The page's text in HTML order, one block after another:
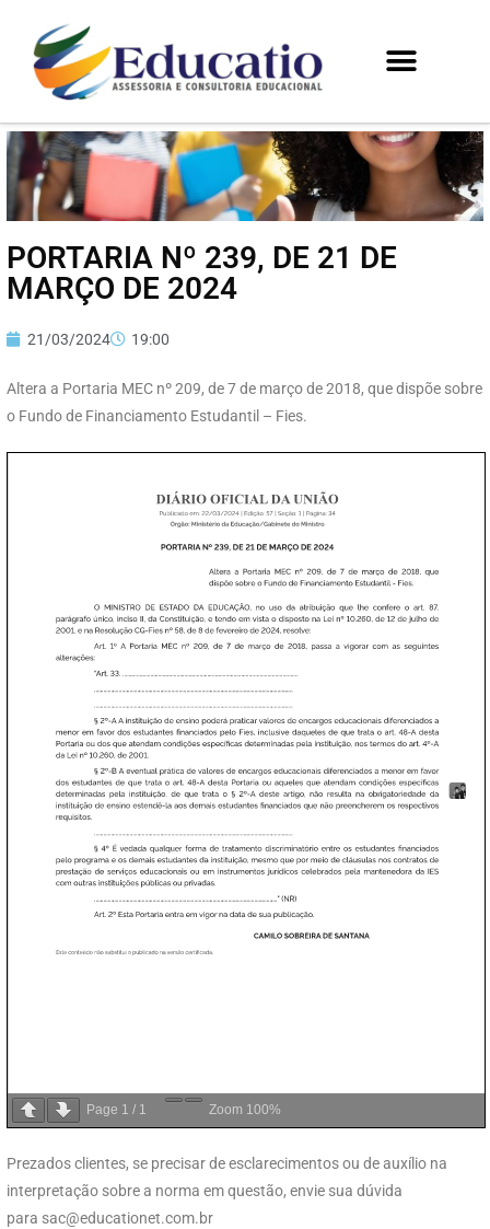
PORTARIA Nº 239, DE 21 DE
MARÇO DE 2024
21/03/2024 19:00
Altera a Portaria MEC nº 209, de 7 de março de 2018, que dispõe sobre
o Fundo de Financiamento Estudantil – Fies.
Page 1 / 1 Zoom 100%
Prezados clientes, se precisar de esclarecimentos ou de auxílio na
interpretação sobre a norma em questão, envie sua dúvida
para sac@educationet.com.br